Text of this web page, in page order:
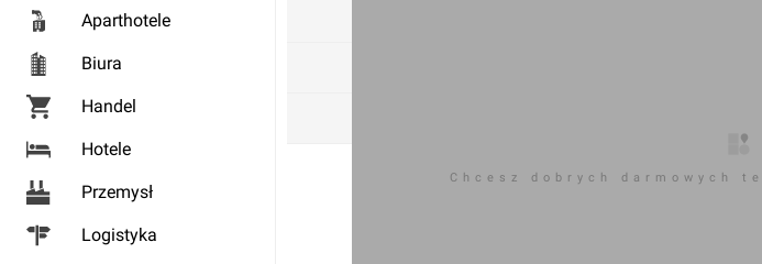
Aparthotele
Biura
Handel
Hotele
Przemysł
Logistyka
Chcesz dobrych darmowych